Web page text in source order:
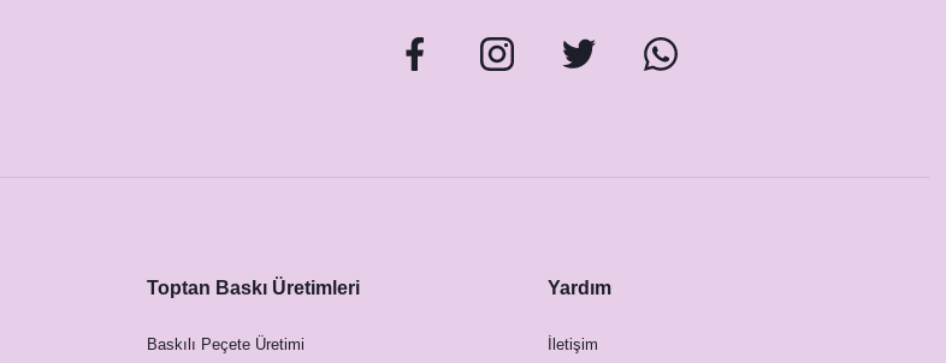
Toptan Baskı Üretimleri
Baskılı Peçete Üretimi
Yardım
İletişim